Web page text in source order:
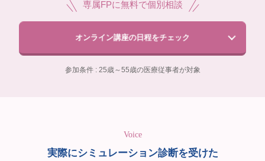
専属FPに無料で個別相談
オンライン講座の日程をチェック
参加条件 : 25歳～55歳の医療従事者が対象
Voice
実際にシミュレーション診断を受けた